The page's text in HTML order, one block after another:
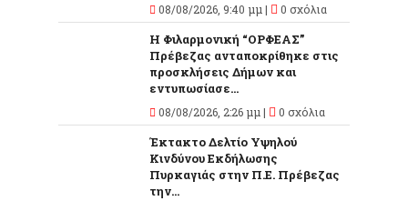
08/08/2026, 9:40 μμ | 0 σχόλια
Η Φιλαρμονική “ΟΡΦΕΑΣ”
Πρέβεζας ανταποκρίθηκε στις
προσκλήσεις Δήμων και
εντυπωσίασε...
08/08/2026, 2:26 μμ | 0 σχόλια
Έκτακτο Δελτίο Υψηλού
Κινδύνου Εκδήλωσης
Πυρκαγιάς στην Π.Ε. Πρέβεζας
την...